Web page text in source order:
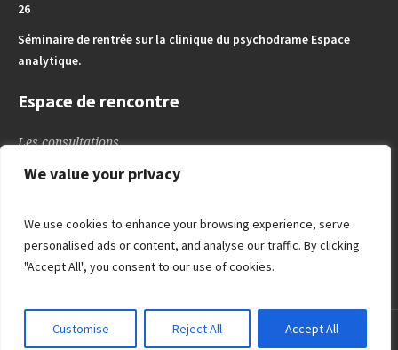
We value your privacy
We use cookies to enhance your browsing experience, serve
personalised ads or content, and analyse our traffic. By clicking
"Accept All", you consent to our use of cookies.
Customise Reject All Accept All
26
Séminaire de rentrée sur la clinique du psychodrame Espace
analytique.
Espace de rencontre
Les consultations
L’espace de l’adulte
Liens utiles
Copyright © 2026 | Tous droits réservés